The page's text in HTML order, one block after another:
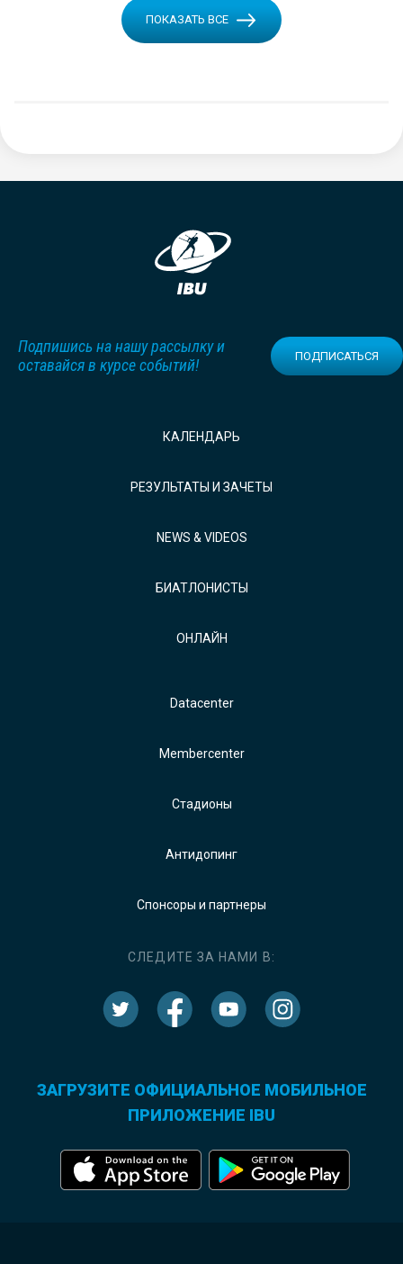
ПОКАЗАТЬ ВСЕ
Подпишись на нашу рассылку и
оставайся в курсе событий!
ПОДПИСАТЬСЯ
КАЛЕНДАРЬ
РЕЗУЛЬТАТЫ И ЗАЧЕТЫ
NEWS & VIDEOS
БИАТЛОНИСТЫ
ОНЛАЙН
Datacenter
Membercenter
Стадионы
Антидопинг
Спонсоры и партнеры
СЛЕДИТЕ ЗА НАМИ В:
ЗАГРУЗИТЕ ОФИЦИАЛЬНОЕ МОБИЛЬНОЕ
ПРИЛОЖЕНИЕ IBU